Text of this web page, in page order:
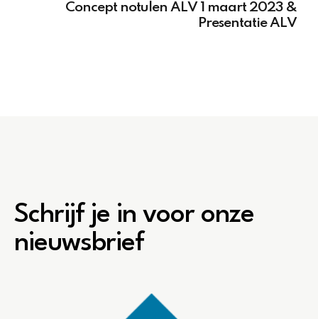
Concept notulen ALV 1 maart 2023 &
Presentatie ALV
Schrijf je in voor onze
nieuwsbrief